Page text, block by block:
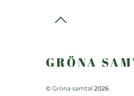
Back
GRÖNA
© Gröna samtal 2026